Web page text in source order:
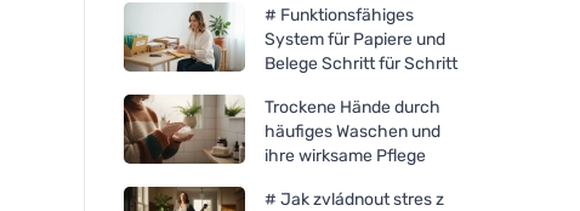
# Funktionsfähiges
System für Papiere und
Belege Schritt für Schritt
Trockene Hände durch
häufiges Waschen und
ihre wirksame Pflege
# Jak zvládnout stres z